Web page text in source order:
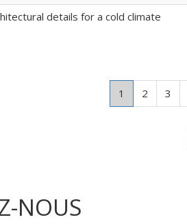
details for a cold climate
Page
1
Current
Page
2 Page
3
NOUS